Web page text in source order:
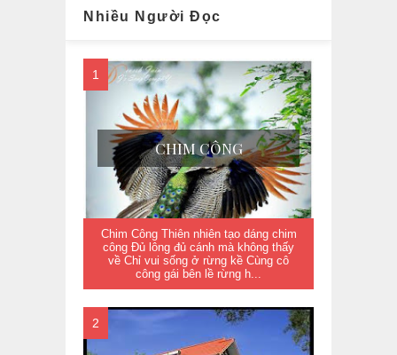
Nhiều Người Đọc
CHIM CÔNG
Chim Công Thiên nhiên tạo dáng chim
công Đủ lông đủ cánh mà không thấy
về Chỉ vui sống ở rừng kề Cùng cô
công gái bên lề rừng h...